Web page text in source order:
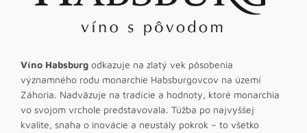
Víno Habsburg odkazuje na zlatý vek pôsobenia
významného rodu monarchie Habsburgovcov na území
Záhoria. Nadväzuje na tradície a hodnoty, ktoré monarchia
vo svojom vrchole predstavovala. Túžba po najvyššej
kvalite, snaha o inovácie a neustály pokrok – to všetko